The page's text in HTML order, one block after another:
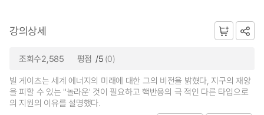
강의상세
조회수2,585 평점 /5 (0)
빌 게이츠는 세계 에너지의 미래에 대한 그의 비전을 밝혔다, 지구의 재앙
을 피할 수 있는 ''놀라운' 것이 필요하고 핵반응의 극 적인 다른 타입으로
의 지원의 이유를 설명했다.